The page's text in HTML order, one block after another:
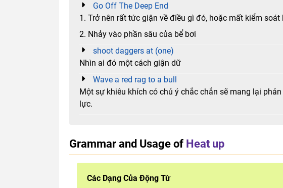
Go Off The Deep End
1. Trở nên rất tức giận về điều gì đó, hoặc mất kiểm soát
2. Nhảy vào phần sâu của bể bơi
shoot daggers at (one)
Nhìn ai đó một cách giận dữ
Wave a red rag to a bull
Một sự khiêu khích có chủ ý chắc chắn sẽ mang lại
lực.
Grammar and Usage of Heat up
Các Dạng Của Động Từ